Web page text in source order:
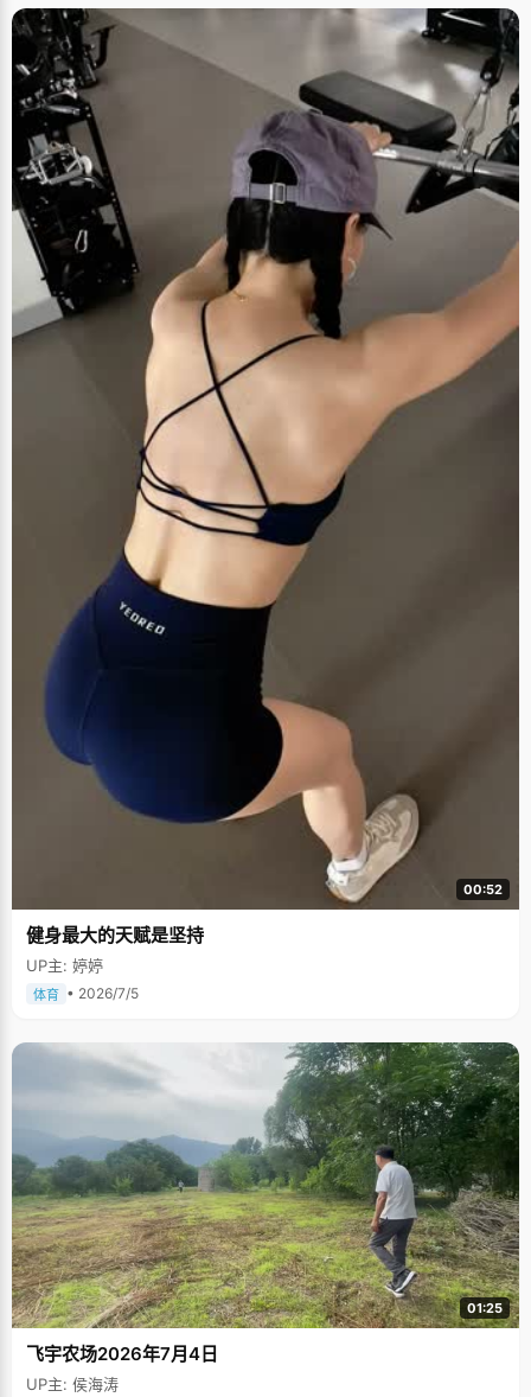
00:52
健身最大的天赋是坚持
UP主: 婷婷
体育 • 2026/7/5
01:25
飞宇农场2026年7月4日
UP主: 侯海涛